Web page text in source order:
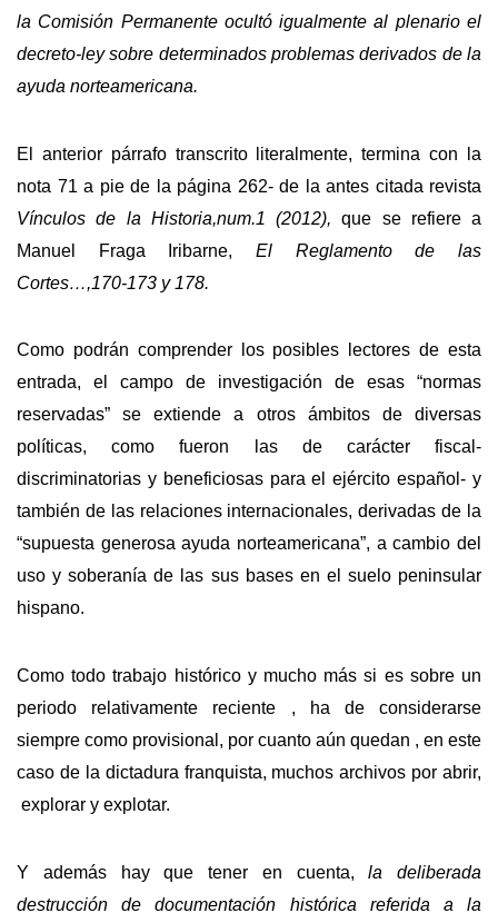
la Comisión Permanente ocultó igualmente al plenario el
decreto-ley sobre determinados problemas derivados de la
ayuda norteamericana.
El anterior párrafo transcrito literalmente, termina con la
nota 71 a pie de la página 262- de la antes citada revista
Vínculos de la Historia,num.1 (2012), que se refiere a
Manuel Fraga Iribarne, El Reglamento de las
Cortes…,170-173 y 178.
Como podrán comprender los posibles lectores de esta
entrada, el campo de investigación de esas “normas
reservadas” se extiende a otros ámbitos de diversas
políticas, como fueron las de carácter fiscal-
discriminatorias y beneficiosas para el ejército español- y
también de las relaciones internacionales, derivadas de la
“supuesta generosa ayuda norteamericana”, a cambio del
uso y soberanía de las sus bases en el suelo peninsular
hispano.
Como todo trabajo histórico y mucho más si es sobre un
periodo relativamente reciente , ha de considerarse
siempre como provisional, por cuanto aún quedan , en este
caso de la dictadura franquista, muchos archivos por abrir,
explorar y explotar.
Y además hay que tener en cuenta,la deliberada
destrucción de documentación histórica referida a la